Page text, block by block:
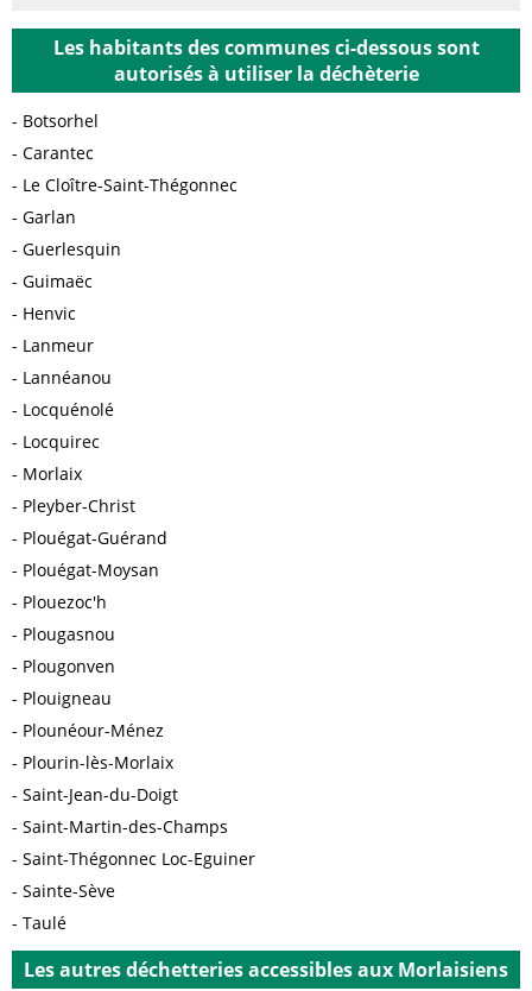
Les habitants des communes ci-dessous sont
autorisés à utiliser la déchèterie
Botsorhel
Carantec
Le Cloître-Saint-Thégonnec
Garlan
Guerlesquin
Guimaëc
Henvic
Lanmeur
Lannéanou
Locquénolé
Locquirec
Morlaix
Pleyber-Christ
Plouégat-Guérand
Plouégat-Moysan
Plouezoc'h
Plougasnou
Plougonven
Plouigneau
Plounéour-Ménez
Plourin-lès-Morlaix
Saint-Jean-du-Doigt
Saint-Martin-des-Champs
Saint-Thégonnec Loc-Eguiner
Sainte-Sève
Taulé
Les autres déchetteries accessibles aux Morlaisiens